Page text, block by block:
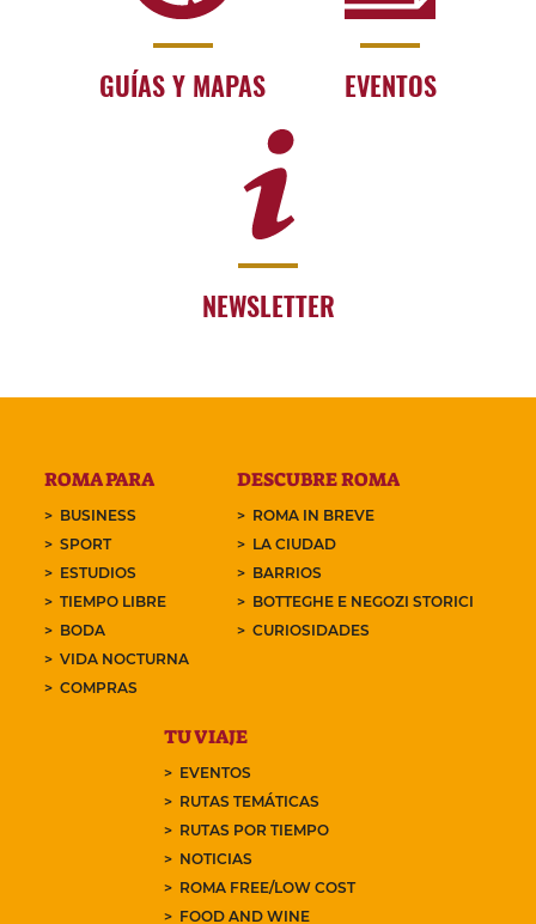
GUÍAS Y MAPAS EVENTOS
NEWSLETTER
ROMA PARA
BUSINESS
SPORT
ESTUDIOS
TIEMPO LIBRE
BODA
VIDA NOCTURNA
COMPRAS
DESCUBRE ROMA
ROMA IN BREVE
LA CIUDAD
BARRIOS
BOTTEGHE E NEGOZI STORICI
CURIOSIDADES
TU VIAJE
EVENTOS
RUTAS TEMÁTICAS
RUTAS POR TIEMPO
NOTICIAS
ROMA FREE/LOW COST
FOOD AND WINE